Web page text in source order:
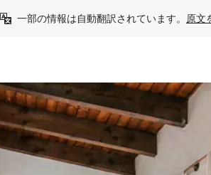
一部の情報は自動翻訳されています。 原文